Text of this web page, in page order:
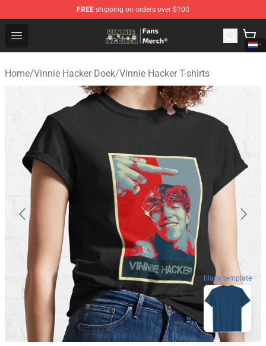
FREE shipping on orders over $100
Open menu
Vinnie Hacker Store - Official Vinnie Hacker Merchandise
Home/Vinnie Hacker Doek/Vinnie Hacker T-shirts
blank template